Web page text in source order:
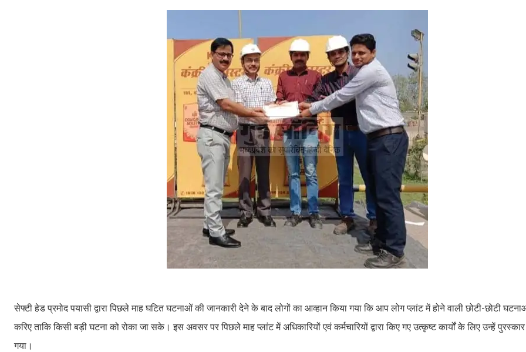
सेफ्टी हेड प्रमोद पयासी द्वारा पिछले माह घटित घटनाओं की जानकारी देने के बाद लोगों का आव्हान किया गया कि आप लोग प्लांट में होने वाली छोटी-छोटी घटनाओं
करिए ताकि किसी बड़ी घटना को रोका जा सके। इस अवसर पर पिछले माह प्लांट में अधिकारियों एवं कर्मचारियों द्वारा किए गए उत्कृष्ट कार्यों के लिए उन्हें
गया।